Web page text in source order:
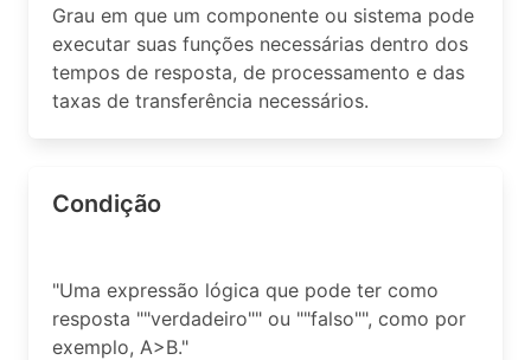
Grau em que um componente ou sistema pode
executar suas funções necessárias dentro dos
tempos de resposta, de processamento e das
taxas de transferência necessários.
Condição
"Uma expressão lógica que pode ter como
resposta ""verdadeiro"" ou ""falso"", como por
exemplo, A>B."